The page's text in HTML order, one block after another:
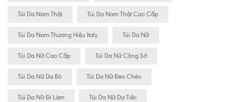
Túi Da Nam Thật Túi Da Nam Thật Cao Cấp
Túi Da Nam Thương Hiệu Italy Túi Da Nữ
Túi Da Nữ Cao Cấp Túi Da Nữ Công Sở
Túi Da Nữ Da Bò Túi Da Nữ Đeo Chéo
Túi Da Nữ Đi Làm Túi Da Nữ Dự Tiệc